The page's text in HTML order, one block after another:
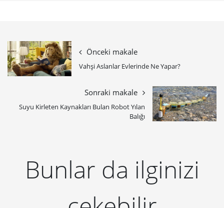
Önceki makale
Vahşi Aslanlar Evlerinde Ne Yapar?
Sonraki makale
​Suyu Kirleten Kaynakları Bulan Robot Yılan
Balığı
Bunlar da ilginizi